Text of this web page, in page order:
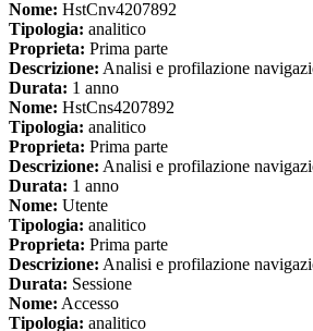
Nome: HstCnv4207892
Tipologia: analitico
Proprieta: Prima parte
Descrizione: Analisi e profilazione
Durata: 1 anno
Nome: HstCns4207892
Tipologia: analitico
Proprieta: Prima parte
Descrizione: Analisi e profilazione
Durata: 1 anno
Nome: Utente
Tipologia: analitico
Proprieta: Prima parte
Descrizione: Analisi e profilazione
Durata: Sessione
Nome: Accesso
Tipologia: analitico